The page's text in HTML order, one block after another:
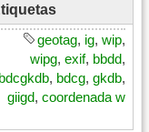
geotag, ig, wip,
wipg, exif, bbdd,
bdcgkdb, bdcg, gkdb,
giigd, coordenada w